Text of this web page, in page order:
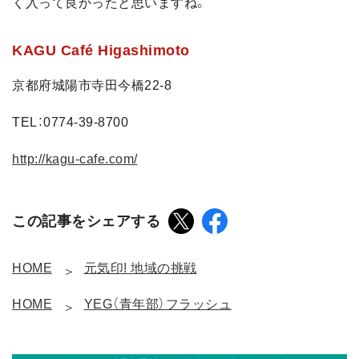
KAGU Café Higashimoto
京都府城陽市寺田今橋22-8
TEL：0774-39-8700
http://kagu-cafe.com/
この記事をシェアする
HOME 元気印! 地域の挑戦
HOME YEG（青年部）フラッシュ